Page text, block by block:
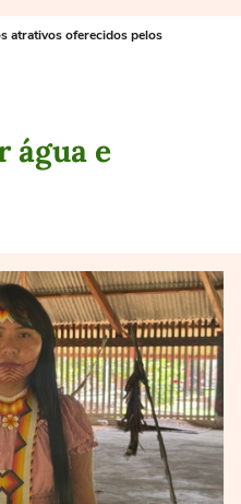
atrativos oferecidos pelos
água e